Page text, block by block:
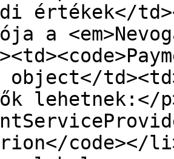
értékek</
a
object</
lehetnek:</
code></